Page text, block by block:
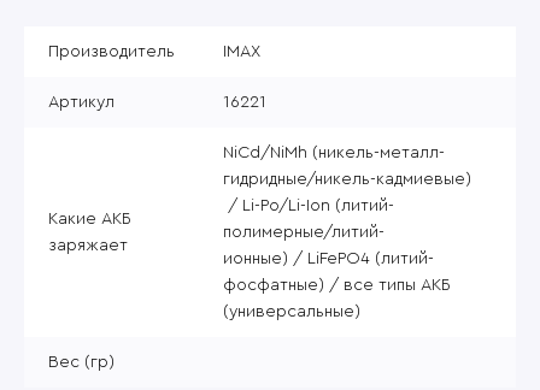
Производитель IMAX
Артикул 16221
Какие АКБ
заряжает
NiCd/NiMh (никель-металл-
гидридные/никель-кадмиевые)
/ Li-Po/Li-Ion (литий-
полимерные/литий-
ионные) / LiFePO4 (литий-
фосфатные) / все типы АКБ
(универсальные)
Вес (гр)